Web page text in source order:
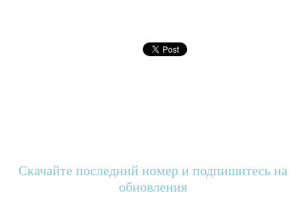
населения эндаументы будут все больше и больше